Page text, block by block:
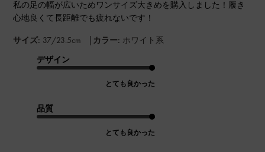
私の足の幅が広いためワンサイズ大きめを購入しました！履き
心地良くて長距離でも疲れないです！
サイズ: 37/23.5cm | カラー: ホワイト系
デザイン
とても良かった
品質
とても良かった